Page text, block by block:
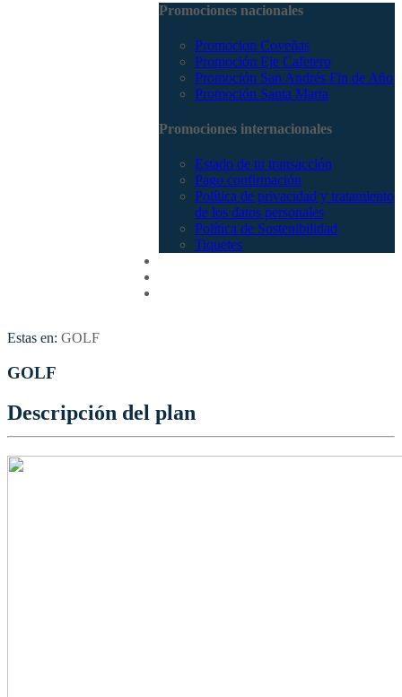
Promociones nacionales
Promocion Coveñas
Promoción Eje Cafetero
Promoción San Andrés Fin de Año
Promoción Santa Marta
Promociones internacionales
Estado de tu transacción
Pago confirmación
Política de privacidad y tratamiento
de los datos personales
Política de Sostenibilidad
Tiquetes
Estas en: GOLF
GOLF
Descripción del plan